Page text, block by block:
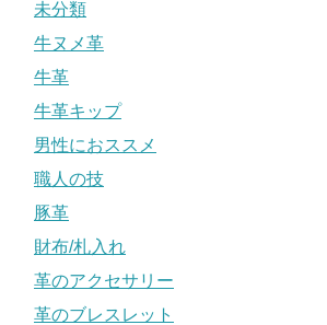
未分類
牛ヌメ革
牛革
牛革キップ
男性におススメ
職人の技
豚革
財布/札入れ
革のアクセサリー
革のブレスレット